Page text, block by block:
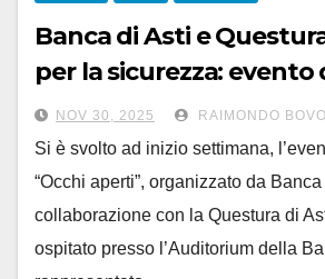
Banca di Asti e
per la sicurezza: evento
prevenire le frodi
NOV 30, 2025 RAIMONDO
Si è svolto ad inizio settimana,
“Occhi aperti”, organizzato da
collaborazione con la Questura di
ospitato presso l’Auditorium della